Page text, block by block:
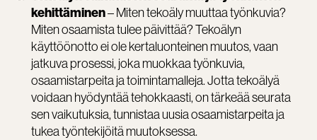
kehittäminen– Miten tekoäly muuttaa työnkuvia?
Miten osaamista tulee päivittää? Tekoälyn
käyttöönotto ei ole kertaluonteinen muutos, vaan
jatkuva prosessi, joka muokkaa työnkuvia,
osaamistarpeita ja toimintamalleja. Jotta tekoälyä
voidaan hyödyntää tehokkaasti, on tärkeää seurata
sen vaikutuksia, tunnistaa uusia osaamistarpeita ja
tukea työntekijöitä muutoksessa.